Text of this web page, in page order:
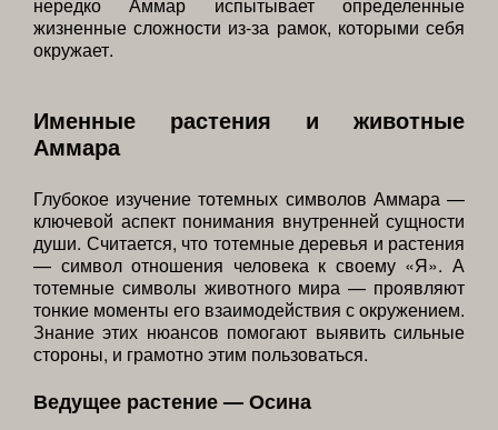
жизненные сложности из-за рамок, которыми себя
окружает.
Именные растения и животные
Аммара
Глубокое изучение тотемных символов Аммара —
ключевой аспект понимания внутренней сущности
души. Считается, что тотемные деревья и растения
— символ отношения человека к своему «Я». А
тотемные символы животного мира — проявляют
тонкие моменты его взаимодействия с окружением.
Знание этих нюансов помогают выявить сильные
стороны, и грамотно этим пользоваться.
Ведущее растение — Осина